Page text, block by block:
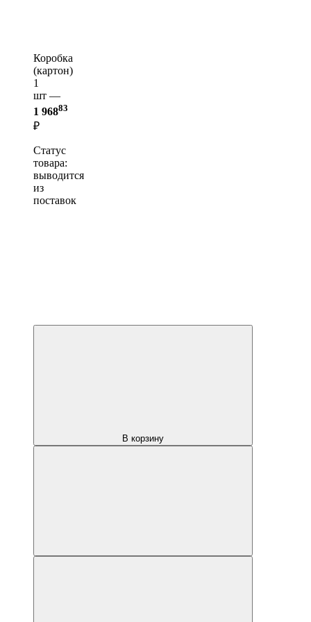
Коробка
(картон)
1
шт —
1 96883
₽
Статус
товара:
выводится
из
поставок
В корзину